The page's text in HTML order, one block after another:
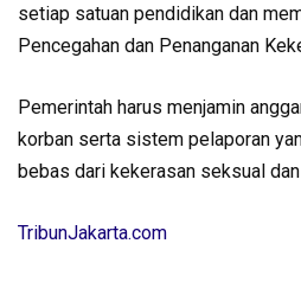
setiap satuan pendidikan dan
Pencegahan dan Penanganan
Pemerintah harus menjamin
korban serta sistem pelaporan
bebas dari kekerasan seksual dan
TribunJakarta.com